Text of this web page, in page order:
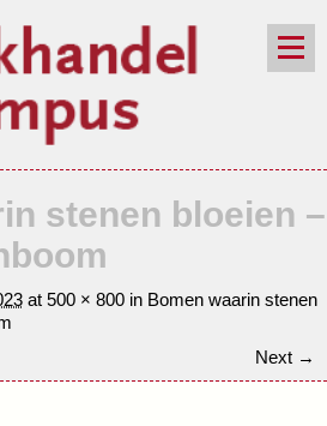
nieuwsbrief
stenen bloeien –
at 500 × 800 in Bomen waarin stenen
Next →